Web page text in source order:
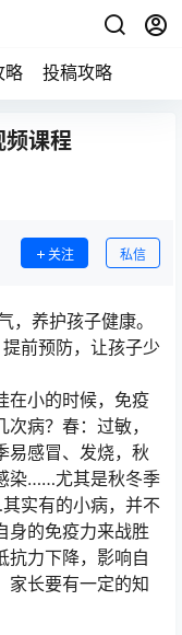
略 投稿攻略
频课程
关注 私信
养护孩子健康。
前预防，让孩子少
在小的时候，免疫
病？春：过敏，
易感冒、发烧，秋
染……尤其是秋冬季
实有的小病，并不
身的免疫力来战胜
抗力下降，影响自
家长要有一定的知